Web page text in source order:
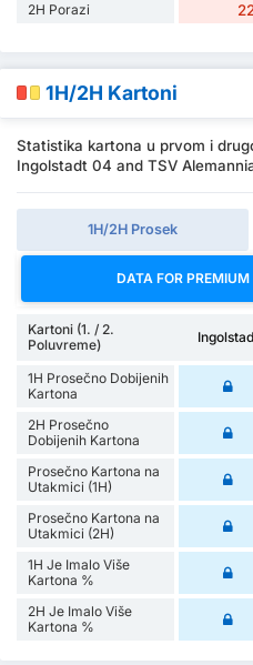
2H Porazi
1H/2H Kartoni
Statistika kartona u prvom i
Ingolstadt 04 and TSV
1H/2H Prosek
DATA FOR
Kartoni (1. / 2.
Poluvreme)
1H Prosečno Dobijenih
Kartona
2H Prosečno
Dobijenih Kartona
Prosečno Kartona na
Utakmici (1H)
Prosečno Kartona na
Utakmici (2H)
1H Je Imalo Više
Kartona %
2H Je Imalo Više
Kartona %